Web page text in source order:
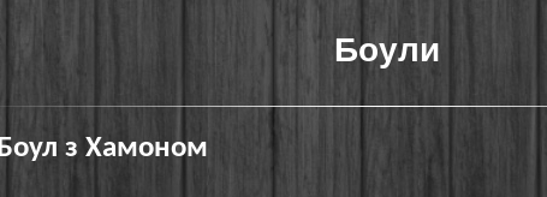
Боули
Боул з Хамоном